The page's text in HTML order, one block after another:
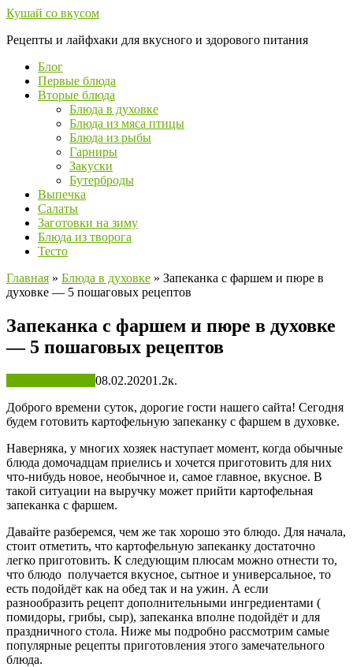
Перейти
контенту
Кушай со вкусом
Рецепты и лайфхаки для вкусного и здорового питания
Блог
Первые блюда
Вторые блюда
Блюда в духовке
Блюда из мяса птицы
Блюда из рыбы
Гарниры
Закуски
Бутерброды
Выпечка
Салаты
Заготовки на зиму
Блюда из творога
Тесто
Главная » Блюда в духовке » Запеканка с фаршем и пюре в
духовке — 5 пошаговых рецептов
Запеканка с фаршем и пюре в духовке
— 5 пошаговых рецептов
08.02.20201.2к.
Доброго времени суток, дорогие гости нашего сайта! Сегодня
будем готовить картофельную запеканку с фаршем в духовке.
Наверняка, у многих хозяек наступает момент, когда обычные
блюда домочадцам приелись и хочется приготовить для них
что-нибудь новое, необычное и, самое главное, вкусное. В
такой ситуации на выручку может прийти картофельная
запеканка с фаршем.
Давайте разберемся, чем же так хорошо это блюдо. Для начала,
стоит отметить, что картофельную запеканку достаточно
легко приготовить. К следующим плюсам можно отнести то,
что блюдо получается вкусное, сытное и универсальное, то
есть подойдёт как на обед так и на ужин. А если
разнообразить рецепт дополнительными ингредиентами (
помидоры, грибы, сыр), запеканка вполне подойдёт и для
праздничного стола. Ниже мы подробно рассмотрим самые
популярные рецепты приготовления этого замечательного
блюда.